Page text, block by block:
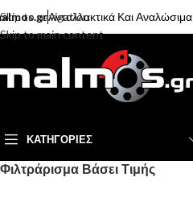
Skip to navigation
Skip to main content
Ανταλλακτικά Και Αναλώσιμα
ΚΑΤΗΓΟΡΊΕΣ
Φιλτράρισμα Βάσει Τιμής